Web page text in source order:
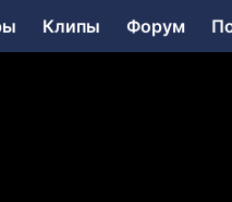
Клипы Форум